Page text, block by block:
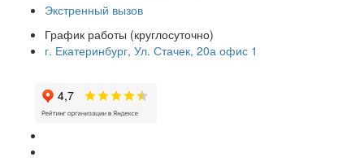
Экстренный вызов
График работы (круглосуточно)
г. Екатеринбург, Ул. Стачек, 20а офис 1